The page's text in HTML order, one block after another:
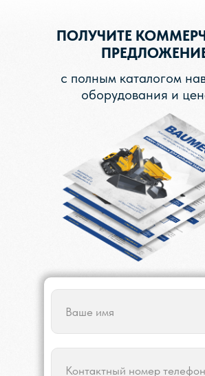
ПОЛУЧИТЕ
с полным каталогом
оборудования и